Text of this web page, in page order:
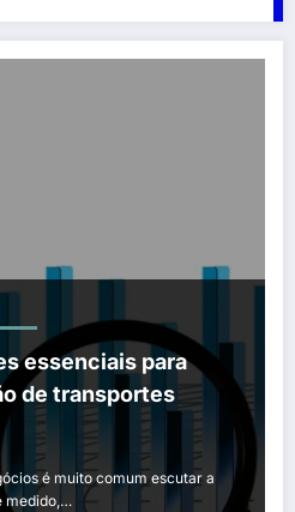
essenciais para
de transportes
é muito comum escutar a
medido,…